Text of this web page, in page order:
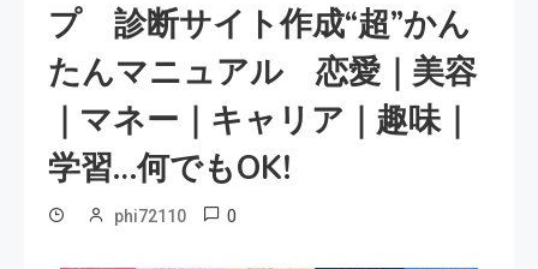
プ 診断サイト作成“超”かん
たんマニュアル 恋愛｜美容
｜マネー｜キャリア｜趣味｜
学習…何でもOK!
phi72110 0